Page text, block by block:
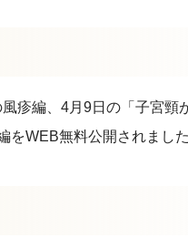
疹編、4月9日の「子宮頸
WEB無料公開されました